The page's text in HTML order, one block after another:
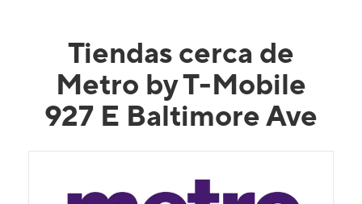
Tiendas cerca de
Metro by T-Mobile
927 E Baltimore Ave